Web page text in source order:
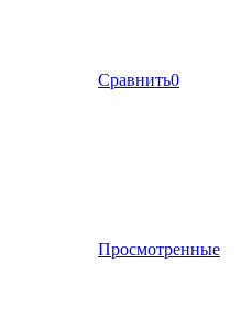
Сравнить0
Просмотренные